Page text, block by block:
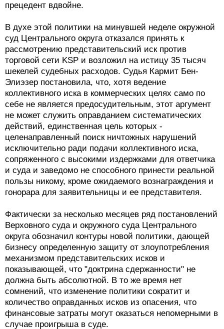
прецедент вдвойне.
В духе этой политики на минувшей неделе окружной
суд Центрального округа отказался принять к
рассмотрению представительский иск против
торговой сети KSP и возложил на истицу 35 тысяч
шекелей судебных расходов. Судья Кармит Бен-
Элиэзер постановила, что, хотя ведение
коллективного иска в коммерческих целях само по
себе не является предосудительным, этот аргумент
не может служить оправданием систематических
действий, единственная цель которых -
целенаправленный поиск ничтожных нарушений
исключительно ради подачи коллективного иска,
сопряженного с высокими издержками для ответчика
и суда и заведомо не способного принести реальной
пользы никому, кроме ожидаемого вознаграждения и
гонорара для заявительницы и ее представителя.
Фактически за несколько месяцев ряд постановлений
Верховного суда и окружного суда Центрального
округа обозначил контуры новой политики, дающей
бизнесу определенную защиту от злоупотребления
механизмом представительских исков и
показывающей, что "доктрина сдержанности" не
должна быть абсолютной. В то же время нет
сомнений, что изменение политики сократит и
количество оправданных исков из опасения, что
финансовые затраты могут оказаться непомерными в
случае проигрыша в суде.